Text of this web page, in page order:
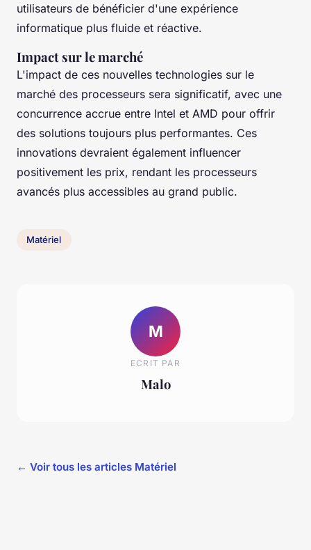
utilisateurs de bénéficier d'une expérience
informatique plus fluide et réactive.
Impact sur le marché
L'impact de ces nouvelles technologies sur le
marché des processeurs sera significatif, avec une
concurrence accrue entre Intel et AMD pour offrir
des solutions toujours plus performantes. Ces
innovations devraient également influencer
positivement les prix, rendant les processeurs
avancés plus accessibles au grand public.
Matériel
M
ECRIT PAR
Malo
← Voir tous les articles Matériel